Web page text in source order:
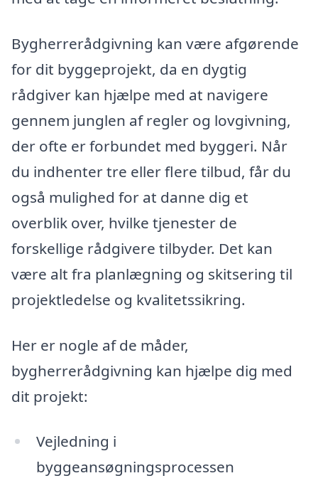
Bygherrerådgivning kan være afgørende
for dit byggeprojekt, da en dygtig
rådgiver kan hjælpe med at navigere
gennem junglen af regler og lovgivning,
der ofte er forbundet med byggeri. Når
du indhenter tre eller flere tilbud, får du
også mulighed for at danne dig et
overblik over, hvilke tjenester de
forskellige rådgivere tilbyder. Det kan
være alt fra planlægning og skitsering til
projektledelse og kvalitetssikring.
Her er nogle af de måder,
bygherrerådgivning kan hjælpe dig med
dit projekt:
Vejledning i
byggeansøgningsprocessen